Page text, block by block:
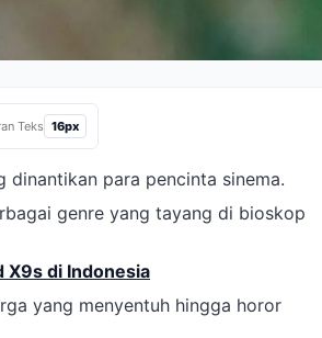
Teks 16px
dinantikan para pencinta sinema.
genre yang tayang di bioskop
X9s di Indonesia
yang menyentuh hingga horor